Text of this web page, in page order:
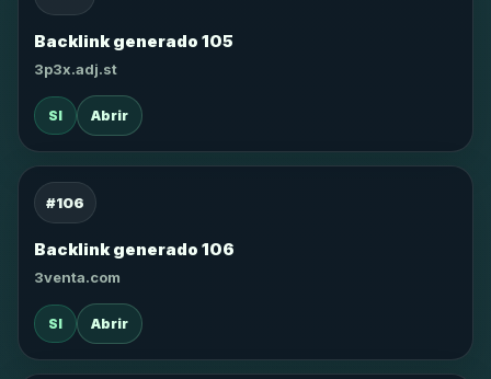
Backlink generado 105
3p3x.adj.st
SI Abrir
#106
Backlink generado 106
3venta.com
SI Abrir